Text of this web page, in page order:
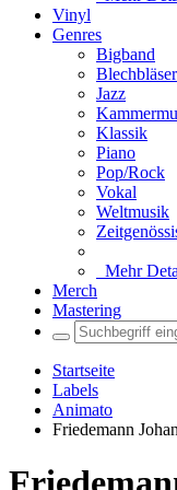
Vinyl
Genres
Bigband
Blechbläser
Jazz
Klassik
Piano
Pop/Rock
Vokal
Weltmusik
Mehr
Merch
Mastering
Startseite
Labels
Animato
Friedemann